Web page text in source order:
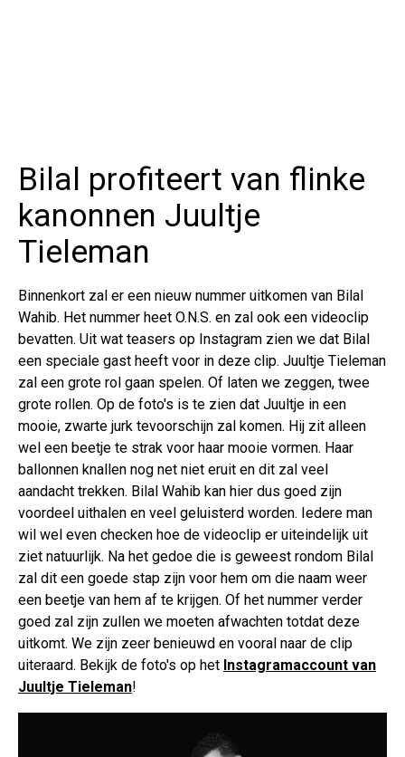
Bilal profiteert van flinke
kanonnen Juultje
Tieleman
Binnenkort zal er een nieuw nummer uitkomen van Bilal
Wahib. Het nummer heet O.N.S. en zal ook een videoclip
bevatten. Uit wat teasers op Instagram zien we dat Bilal
een speciale gast heeft voor in deze clip. Juultje Tieleman
zal een grote rol gaan spelen. Of laten we zeggen, twee
grote rollen. Op de foto's is te zien dat Juultje in een
mooie, zwarte jurk tevoorschijn zal komen. Hij zit alleen
wel een beetje te strak voor haar mooie vormen. Haar
ballonnen knallen nog net niet eruit en dit zal veel
aandacht trekken. Bilal Wahib kan hier dus goed zijn
voordeel uithalen en veel geluisterd worden. Iedere man
wil wel even checken hoe de videoclip er uiteindelijk uit
ziet natuurlijk. Na het gedoe die is geweest rondom Bilal
zal dit een goede stap zijn voor hem om die naam weer
een beetje van hem af te krijgen. Of het nummer verder
goed zal zijn zullen we moeten afwachten totdat deze
uitkomt. We zijn zeer benieuwd en vooral naar de clip
uiteraard. Bekijk de foto's op het Instagramaccount van
Juultje Tieleman!